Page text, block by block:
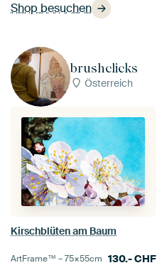
Shop besuchen
brushclicks
Österreich
Kirschblüten am Baum
ArtFrame™ –75×55cm 130.-CHF